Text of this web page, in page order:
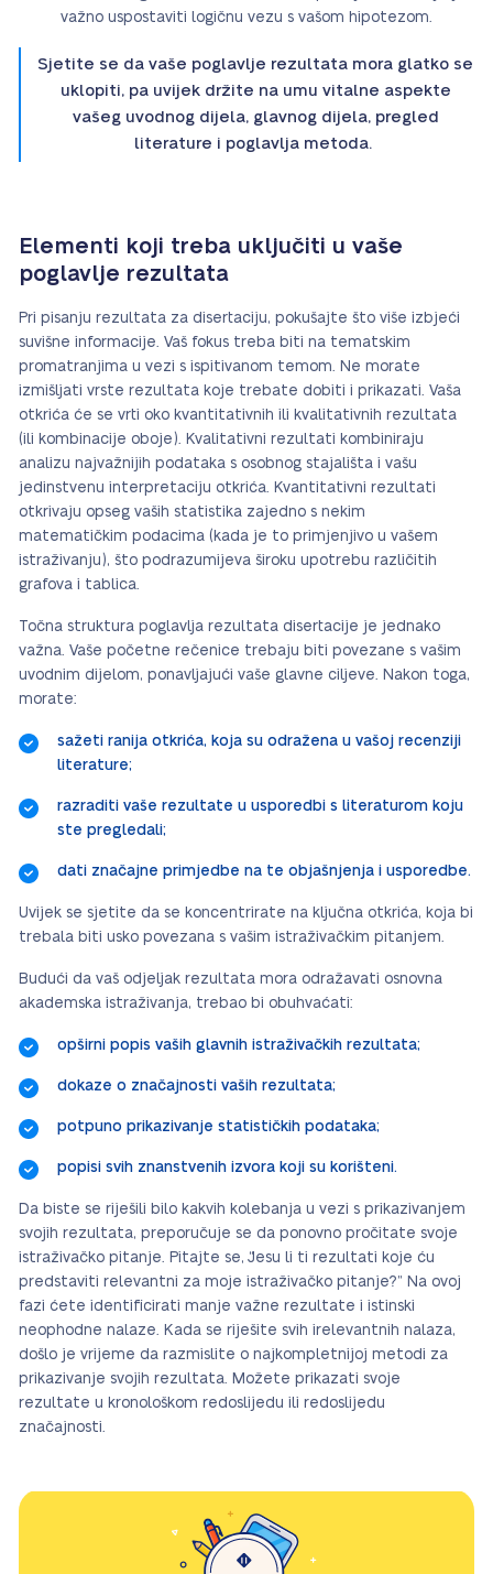
važno uspostaviti logičnu vezu s vašom hipotezom.
Sjetite se da vaše poglavlje rezultata mora glatko se
uklopiti, pa uvijek držite na umu vitalne aspekte
vašeg uvodnog dijela, glavnog dijela, pregled
literature i poglavlja metoda.
Elementi koji treba uključiti u vaše
poglavlje rezultata
Pri pisanju rezultata za disertaciju, pokušajte što više izbjeći
suvišne informacije. Vaš fokus treba biti na tematskim
promatranjima u vezi s ispitivanom temom. Ne morate
izmišljati vrste rezultata koje trebate dobiti i prikazati. Vaša
otkrića će se vrti oko kvantitativnih ili kvalitativnih rezultata
(ili kombinacije oboje). Kvalitativni rezultati kombiniraju
analizu najvažnijih podataka s osobnog stajališta i vašu
jedinstvenu interpretaciju otkrića. Kvantitativni rezultati
otkrivaju opseg vaših statistika zajedno s nekim
matematičkim podacima (kada je to primjenjivo u vašem
istraživanju), što podrazumijeva široku upotrebu različitih
grafova i tablica.
Točna struktura poglavlja rezultata disertacije je jednako
važna. Vaše početne rečenice trebaju biti povezane s vašim
uvodnim dijelom, ponavljajući vaše glavne ciljeve. Nakon toga,
morate:
sažeti ranija otkrića, koja su odražena u vašoj recenziji
literature;
razraditi vaše rezultate u usporedbi s literaturom koju
ste pregledali;
dati značajne primjedbe na te objašnjenja i usporedbe.
Uvijek se sjetite da se koncentrirate na ključna otkrića, koja bi
trebala biti usko povezana s vašim istraživačkim pitanjem.
Budući da vaš odjeljak rezultata mora odražavati osnovna
akademska istraživanja, trebao bi obuhvaćati:
opširni popis vaših glavnih istraživačkih rezultata;
dokaze o značajnosti vaših rezultata;
potpuno prikazivanje statističkih podataka;
popisi svih znanstvenih izvora koji su korišteni.
Da biste se riješili bilo kakvih kolebanja u vezi s prikazivanjem
svojih rezultata, preporučuje se da ponovno pročitate svoje
istraživačko pitanje. Pitajte se, “Jesu li ti rezultati koje ću
predstaviti relevantni za moje istraživačko pitanje?” Na ovoj
fazi ćete identificirati manje važne rezultate i istinski
neophodne nalaze. Kada se riješite svih irelevantnih nalaza,
došlo je vrijeme da razmislite o najkompletnijoj metodi za
prikazivanje svojih rezultata. Možete prikazati svoje
rezultate u kronološkom redoslijedu ili redoslijedu
značajnosti.